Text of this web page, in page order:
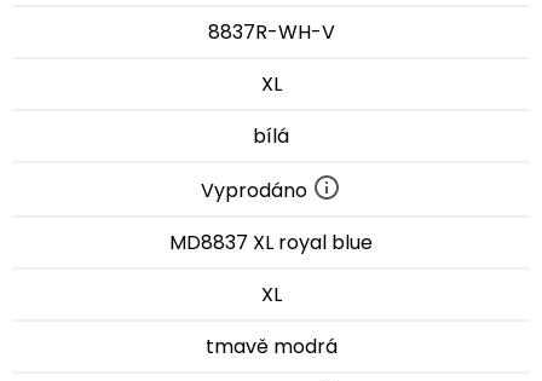
8837R-WH-V
XL
bílá
Vyprodáno
MD8837 XL royal blue
XL
tmavě modrá